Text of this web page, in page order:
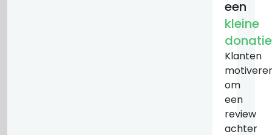
een
kleine
donatie
Klanten
om
een
review
achter